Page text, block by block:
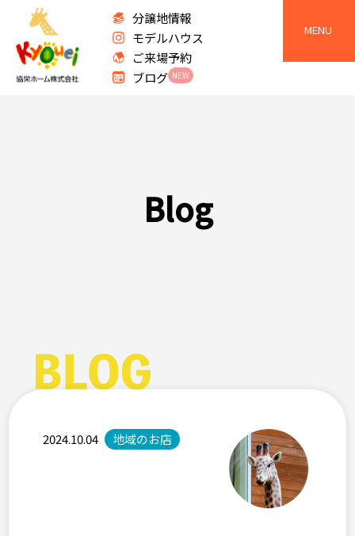
分譲地情報
モデルハウス
ご来場予約
ブログ NEW
MENU
Blog
2024.10.04 地域のお店